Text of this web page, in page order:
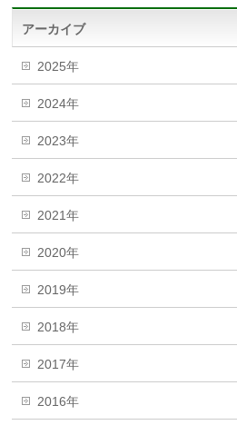
アーカイブ
2025年
2024年
2023年
2022年
2021年
2020年
2019年
2018年
2017年
2016年